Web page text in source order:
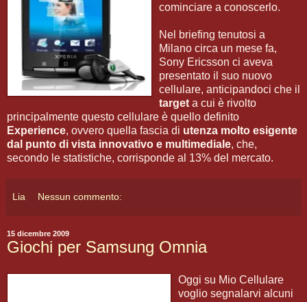
cominciare a conoscerlo.
Nel briefing tenutosi a
Milano circa un mese fa,
Sony Ericsson ci aveva
presentato il suo nuovo
cellulare, anticipandoci che il
target a cui è rivolto
principalmente questo cellulare è quello definito
Experience, ovvero quella fascia di utenza molto esigente
dal punto di vista innovativo e multimediale, che,
secondo le statistiche, corrisponde al 13% del mercato.
Lia Nessun commento:
15 dicembre 2009
Giochi per Samsung Omnia
Oggi su Mio Cellulare
voglio segnalarvi alcuni